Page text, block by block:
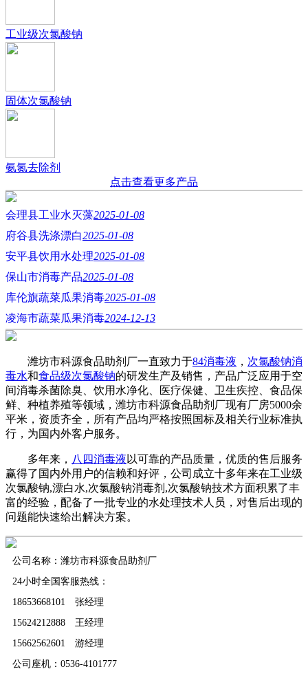
工业级次氯酸钠
固体次氯酸钠
氨氮去除剂
点击查看更多产品
会理县工业水灭藻2025-01-08
府谷县洗涤漂白2025-01-08
安平县饮用水处理2025-01-08
保山市消毒产品2025-01-08
库伦旗蔬菜瓜果消毒2025-01-08
凌海市蔬菜瓜果消毒2024-12-13
潍坊市科源食品助剂厂一直致力于84消毒液 ， 次氯酸钠消
毒水和食品级次氯酸钠的研发生产及销售，产品广泛应用于空
间消毒杀菌除臭、饮用水净化、医疗保健、卫生疾控、食品保
鲜、种植养殖等领域，潍坊市科源食品助剂厂现有厂房5000余
平米，资质齐全，所有产品均严格按照国标及相关行业标准执
行，为国内外客户服务。
多年来， 八四消毒液 以可靠的产品质量，优质的售后服务
赢得了国内外用户的信赖和好评，公司成立十多年来在工业级
次氯酸钠,漂白水,次氯酸钠消毒剂,次氯酸钠技术方面积累了丰
富的经验，配备了一批专业的水处理技术人员，对售后出现的
问题能快速给出解决方案。
公司名称：潍坊市科源食品助剂厂
24小时全国客服热线：
18653668101 张经理
15624212888 王经理
15662562601 游经理
公司座机：0536-4101777